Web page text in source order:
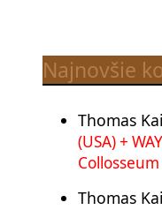
Najnovšie
Thomas Kai
(USA) +
Thomas Kai